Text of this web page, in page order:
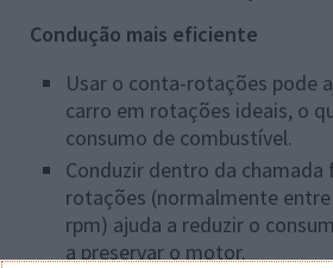
Condução mais eficiente
Usar o conta-rotações pode
carro em rotações ideais, o
consumo de combustível.
Conduzir dentro da chamada
rotações (normalmente entre
rpm) ajuda a reduzir o
a preservar o motor.